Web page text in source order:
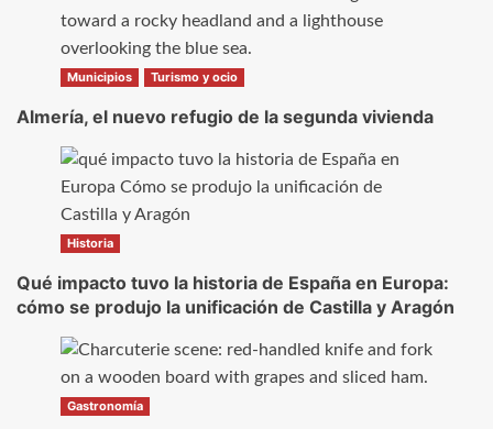
Municipios Turismo y ocio
Almería, el nuevo refugio de la segunda vivienda
Historia
Qué impacto tuvo la historia de España en Europa:
cómo se produjo la unificación de Castilla y Aragón
Gastronomía